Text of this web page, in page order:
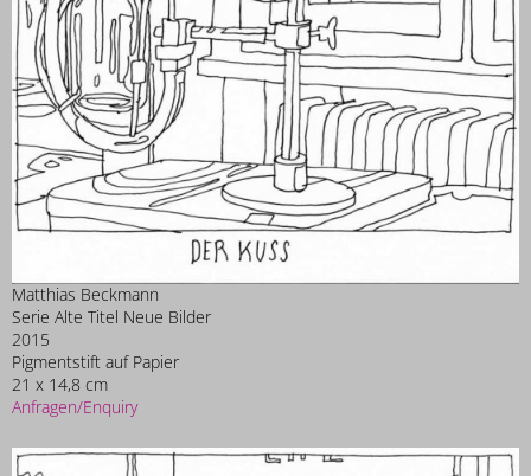
Matthias Beckmann
Serie Alte Titel Neue Bilder
2015
Pigmentstift auf Papier
21 x 14,8 cm
Anfragen/Enquiry